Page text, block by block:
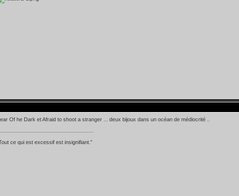
Of he Dark et Afraid to shoot a stranger ... deux bijoux dans un océan de médiocrité ..
ce qui est excessif est insignifiant.”